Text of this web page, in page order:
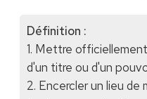
Définition :
1. Mettre
d'un titre ou d'un
2. Encercler un lieu de